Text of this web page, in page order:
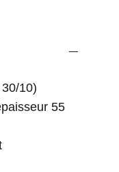
10)
55